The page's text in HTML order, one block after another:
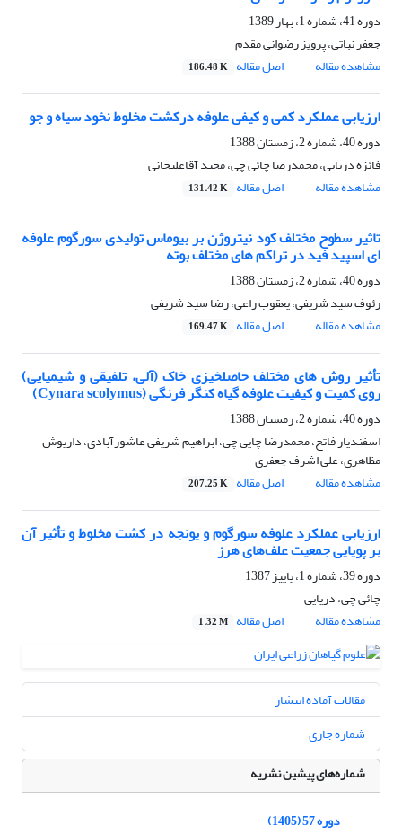
دوره 41، شماره 1، بهار 1389
جعفر نباتی، پرویز رضوانی مقدم
مشاهده مقاله
اصل مقاله 186.48 K
ارزیابی عملکرد کمی و کیفی علوفه درکشت مخلوط نخود سیاه و جو
دوره 40، شماره 2، زمستان 1388
فائزه دریایی، محمدرضا چائی چی، مجید آقاعلیخانی
مشاهده مقاله
اصل مقاله 131.42 K
تاثیر سطوح مختلف کود نیتروژن بر بیوماس تولیدی سورگوم علوفه
ای اسپید فید در تراکم های مختلف بوته
دوره 40، شماره 2، زمستان 1388
رئوف سید شریفی، یعقوب راعی، رضا سید شریفی
مشاهده مقاله
اصل مقاله 169.47 K
تأثیر روش های مختلف حاصلخیزی خاک (آلی، تلفیقی و شیمیایی)
روی کمیت و کیفیت علوفه گیاه کنگر فرنگی (Cynara scolymus)
دوره 40، شماره 2، زمستان 1388
اسفندیار فاتح، محمدرضا چایی چی، ابراهیم شریفی عاشورآبادی، داریوش
مظاهری، علی اشرف جعفری
مشاهده مقاله
اصل مقاله 207.25 K
ارزیابی عملکرد علوفه سورگوم و یونجه در کشت مخلوط و تأثیر آن
بر پویایی جمعیت علف‌های هرز
دوره 39، شماره 1، پاییز 1387
چائی چی، دریایی
مشاهده مقاله
اصل مقاله 1.32 M
مقالات آماده انتشار
شماره جاری
شماره‌های پیشین نشریه
دوره 57 (1405)